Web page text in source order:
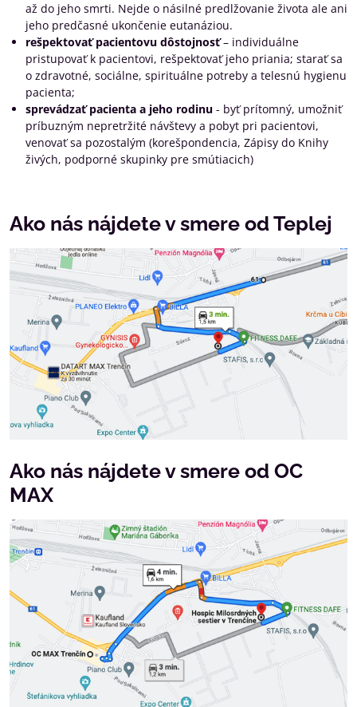
až do jeho smrti. Nejde o násilné predlžovanie života ale ani
jeho predčasné ukončenie eutanáziou.
rešpektovať pacientovu dôstojnosť– individuálne
pristupovať k pacientovi, rešpektovať jeho priania; starať sa
o zdravotné, sociálne, spirituálne potreby a telesnú hygienu
pacienta;
sprevádzať pacienta a jeho rodinu - byť prítomný, umožniť
príbuzným nepretržité návštevy a pobyt pri pacientovi,
venovať sa pozostalým (korešpondencia, Zápisy do Knihy
živých, podporné skupinky pre smútiacich)
Ako nás nájdete v smere od Teplej
Ako nás nájdete v smere od OC
MAX